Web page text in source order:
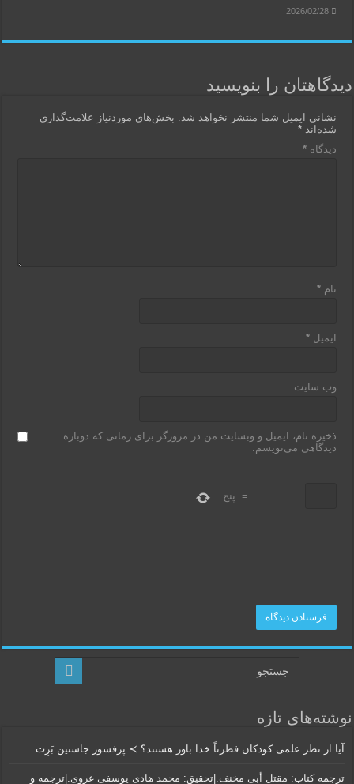
2026/02/28
دیدگاهتان را بنویسید
نشانی ایمیل شما منتشر نخواهد شد.
بخش‌های موردنیاز علامت‌گذاری
شده‌اند*
دیدگاه*
نام*
ایمیل*
وب‌ سایت
ذخیره نام، ایمیل و وبسایت من در مرورگر برای زمانی که دوباره
دیدگاهی می‌نویسم.
−
= پنج
نوشته‌های تازه
آیا از نظر علمی کودکان فطرتاً خدا باور هستند؟ ≻ پرفسور جاستین بَرِت.
ترجمه کتاب: مقتل أبی مخنف.|تحقیق: محمد هادی یوسفی غروی.|ترجمه و